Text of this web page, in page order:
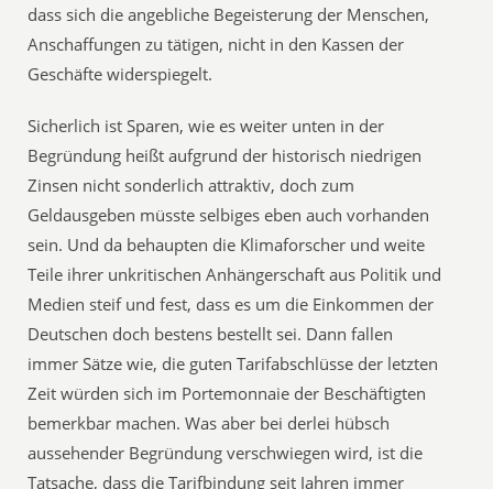
dass sich die angebliche Begeisterung der Menschen,
Anschaffungen zu tätigen, nicht in den Kassen der
Geschäfte widerspiegelt.
Sicherlich ist Sparen, wie es weiter unten in der
Begründung heißt aufgrund der historisch niedrigen
Zinsen nicht sonderlich attraktiv, doch zum
Geldausgeben müsste selbiges eben auch vorhanden
sein. Und da behaupten die Klimaforscher und weite
Teile ihrer unkritischen Anhängerschaft aus Politik und
Medien steif und fest, dass es um die Einkommen der
Deutschen doch bestens bestellt sei. Dann fallen
immer Sätze wie, die guten Tarifabschlüsse der letzten
Zeit würden sich im Portemonnaie der Beschäftigten
bemerkbar machen. Was aber bei derlei hübsch
aussehender Begründung verschwiegen wird, ist die
Tatsache, dass die Tarifbindung seit Jahren immer